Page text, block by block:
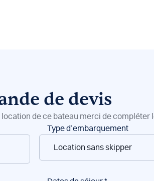
de devis
de ce bateau merci de compléter
Type d’embarquement